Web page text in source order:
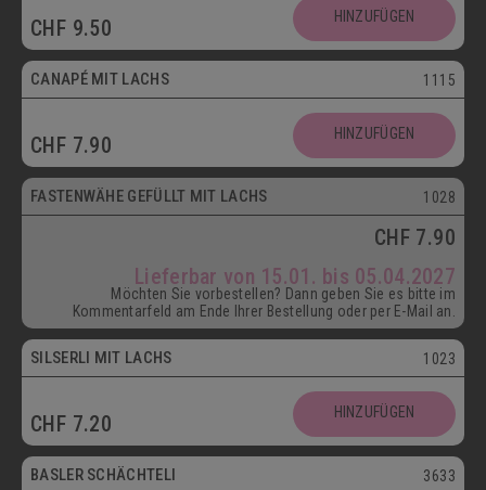
CHF 9.50 HINZUFÜGEN
CANAPÉ MIT LACHS 1115
CHF 7.90 HINZUFÜGEN
ab 15.01.
FASTENWÄHE GEFÜLLT MIT LACHS 1028
CHF 7.90
Lieferbar von 15.01. bis 05.04.2027
Möchten Sie vorbestellen? Dann geben Sie es bitte im
Kommentarfeld am Ende Ihrer Bestellung oder per E-Mail an.
SILSERLI MIT LACHS 1023
CHF 7.20 HINZUFÜGEN
Postversand
BASLER SCHÄCHTELI 3633